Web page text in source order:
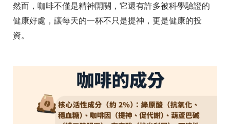
然而，咖啡不僅是精神開關，它還有許多被科學驗證的
健康好處，讓每天的一杯不只是提神，更是健康的投
資。